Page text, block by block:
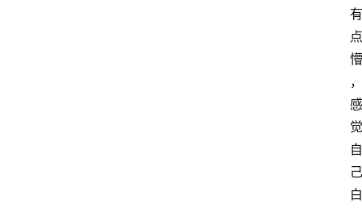
有
点
懵
，
感
觉
自
己
白